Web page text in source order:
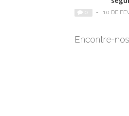
- 10 DE
Encontre-